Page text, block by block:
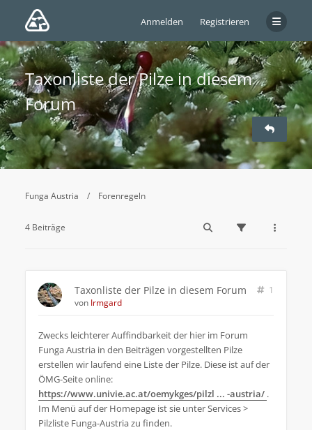
Anmelden Registrieren
Taxonliste der Pilze in diesem
Forum
Funga Austria Forenregeln
4 Beiträge
Taxonliste der Pilze in diesem Forum
1
von Irmgard
Zwecks leichterer Auffindbarkeit der hier im Forum
Funga Austria in den Beiträgen vorgestellten Pilze
erstellen wir laufend eine Liste der Pilze. Diese ist auf der
ÖMG-Seite online:
https://www.univie.ac.at/oemykges/pilzl ... -austria/ .
Im Menü auf der Homepage ist sie unter Services >
Pilzliste Funga-Austria zu finden.